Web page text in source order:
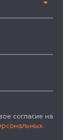
согласие на